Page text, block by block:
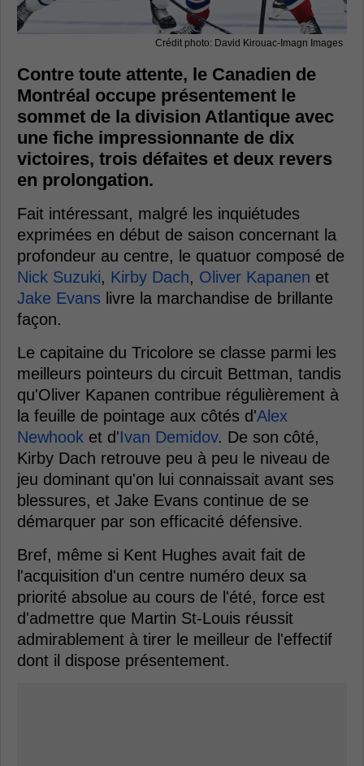
Crédit photo: David Kirouac-Imagn Images
Contre toute attente, le Canadien de
Montréal occupe présentement le
sommet de la division Atlantique avec
une fiche impressionnante de dix
victoires, trois défaites et deux revers
en prolongation.
Fait intéressant, malgré les inquiétudes
exprimées en début de saison concernant la
profondeur au centre, le quatuor composé de
Nick Suzuki, Kirby Dach, Oliver Kapanen et
Jake Evans livre la marchandise de brillante
façon.
Le capitaine du Tricolore se classe parmi les
meilleurs pointeurs du circuit Bettman, tandis
qu'Oliver Kapanen contribue régulièrement à
la feuille de pointage aux côtés d'Alex
Newhook et d'Ivan Demidov. De son côté,
Kirby Dach retrouve peu à peu le niveau de
jeu dominant qu'on lui connaissait avant ses
blessures, et Jake Evans continue de se
démarquer par son efficacité défensive.
Bref, même si Kent Hughes avait fait de
l'acquisition d'un centre numéro deux sa
priorité absolue au cours de l'été, force est
d'admettre que Martin St-Louis réussit
admirablement à tirer le meilleur de l'effectif
dont il dispose présentement.